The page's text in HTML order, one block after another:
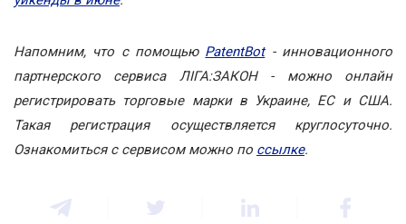
Напомним, что с помощью PatentBot- инновационного
партнерского сервиса ЛІГА:ЗАКОН - можно онлайн
регистрировать торговые марки в Украине, ЕС и США.
Такая регистрация осуществляется круглосуточно.
Ознакомиться с сервисом можно по ссылке.